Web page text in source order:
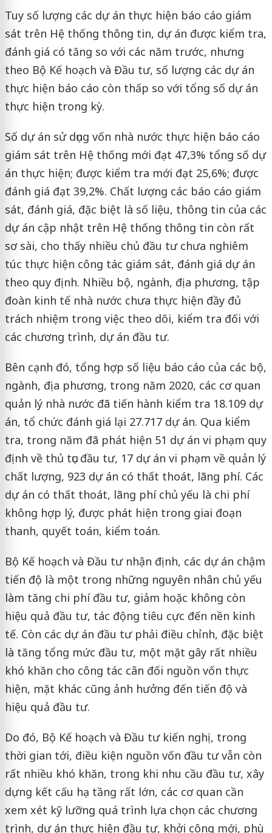
Tuy số lượng các dự án thực hiện báo cáo giám
sát trên Hệ thống thông tin, dự án được kiểm tra,
đánh giá có tăng so với các năm trước, nhưng
theo Bộ Kế hoạch và Đầu tư, số lượng các dự án
thực hiện báo cáo còn thấp so với tổng số dự án
thực hiện trong kỳ.
Số dự án sử dụng vốn nhà nước thực hiện báo cáo
giám sát trên Hệ thống mới đạt 47,3% tổng số dự
án thực hiện; được kiểm tra mới đạt 25,6%; được
đánh giá đạt 39,2%. Chất lượng các báo cáo giám
sát, đánh giá, đặc biệt là số liệu, thông tin của các
dự án cập nhật trên Hệ thống thông tin còn rất
sơ sài, cho thấy nhiều chủ đầu tư chưa nghiêm
túc thực hiện công tác giám sát, đánh giá dự án
theo quy định. Nhiều bộ, ngành, địa phương, tập
đoàn kinh tế nhà nước chưa thực hiện đầy đủ
trách nhiệm trong việc theo dõi, kiểm tra đối với
các chương trình, dự án đầu tư.
Bên cạnh đó, tổng hợp số liệu báo cáo của các bộ,
ngành, địa phương, trong năm 2020, các cơ quan
quản lý nhà nước đã tiến hành kiểm tra 18.109 dự
án, tổ chức đánh giá lại 27.717 dự án. Qua kiểm
tra, trong năm đã phát hiện 51 dự án vi phạm quy
định về thủ tục đầu tư, 17 dự án vi phạm về quản lý
chất lượng, 923 dự án có thất thoát, lãng phí. Các
dự án có thất thoát, lãng phí chủ yếu là chi phí
không hợp lý, được phát hiện trong giai đoạn
thanh, quyết toán, kiểm toán.
Bộ Kế hoạch và Đầu tư nhận định, các dự án chậm
tiến độ là một trong những nguyên nhân chủ yếu
làm tăng chi phí đầu tư, giảm hoặc không còn
hiệu quả đầu tư, tác động tiêu cực đến nền kinh
tế. Còn các dự án đầu tư phải điều chỉnh, đặc biệt
là tăng tổng mức đầu tư, một mặt gây rất nhiều
khó khăn cho công tác cân đối nguồn vốn thực
hiện, mặt khác cũng ảnh hưởng đến tiến độ và
hiệu quả đầu tư.
Do đó, Bộ Kế hoạch và Đầu tư kiến nghị, trong
thời gian tới, điều kiện nguồn vốn đầu tư vẫn còn
rất nhiều khó khăn, trong khi nhu cầu đầu tư, xây
dựng kết cấu hạ tầng rất lớn, các cơ quan cần
xem xét kỹ lưỡng quá trình lựa chọn các chương
trình, dự án thực hiện đầu tư, khởi công mới, phù